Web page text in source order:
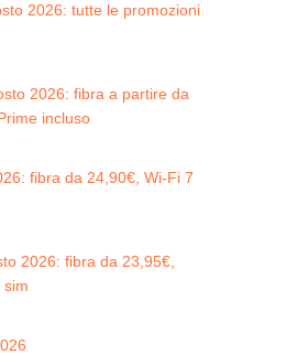
2026: tutte le promozioni
2026: fibra a partire da
incluso
fibra da 24,90€, Wi-Fi 7
2026: fibra da 23,95€,
sim